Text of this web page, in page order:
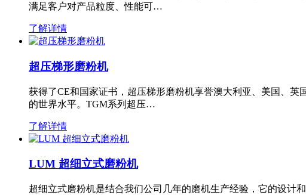
满足客户对产品粒度、性能可…
了解详情
超压梯形磨粉机
获得了CE和国家证书，超压梯形磨粉机享誉澳大利亚、美国、
的世界水平。TGM系列超压…
了解详情
LUM 超细立式磨粉机
超细立式磨粉机是结合我们公司几年的磨机生产经验，它的设计